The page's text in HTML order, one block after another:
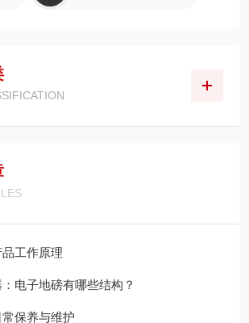
工作原理
：电子地磅有哪些结构？
保养与维护